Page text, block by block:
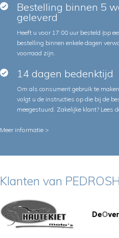
Bestelling binnen 5
geleverd
Heeft u voor 17:00 uur besteld (op
bestelling binnen enkele dagen
voorraad zijn.
14 dagen bedenktijd
Om als consument gebruik te
volgt u de instructies op die bij de
meegestuurd. Zakelijke klant? Lees
Meer informatie >
Klanten van